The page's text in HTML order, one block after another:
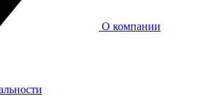
О компании